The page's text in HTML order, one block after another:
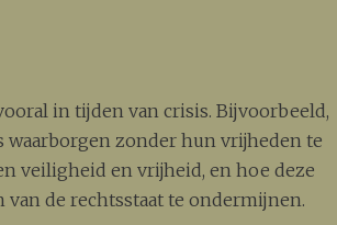
in tijden van crisis. Bijvoorbeeld,
waarborgen zonder hun vrijheden te
veiligheid en vrijheid, en hoe deze
de rechtsstaat te ondermijnen.